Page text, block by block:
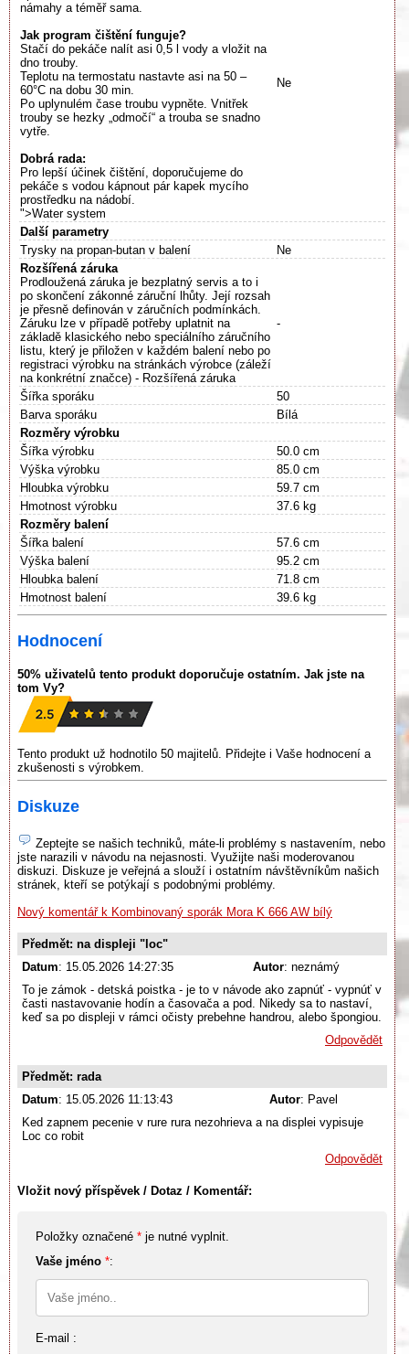
námahy a téměř sama.
Jak program čištění funguje?
Stačí do pekáče nalít asi 0,5 l vody a vložit na
dno trouby.
Teplotu na termostatu nastavte asi na 50 –
60°C na dobu 30 min.
Po uplynulém čase troubu vypněte. Vnitřek
trouby se hezky „odmočí“ a trouba se snadno
vytře.
Dobrá rada:
Pro lepší účinek čištění, doporučujeme do
pekáče s vodou kápnout pár kapek mycího
prostředku na nádobí.
">Water system
Ne
Další parametry
Trysky na propan-butan v balení
Ne
Rozšířená záruka
Prodloužená záruka je bezplatný servis a to i
po skončení zákonné záruční lhůty. Její rozsah
je přesně definován v záručních podmínkách.
Záruku lze v případě potřeby uplatnit na
základě klasického nebo speciálního záručního
listu, který je přiložen v každém balení nebo po
registraci výrobku na stránkách výrobce (záleží
na konkrétní značce) - Rozšířená záruka
-
Šířka sporáku
50
Barva sporáku
Bílá
Rozměry výrobku
Šířka výrobku
50.0 cm
Výška výrobku
85.0 cm
Hloubka výrobku
59.7 cm
Hmotnost výrobku
37.6 kg
Rozměry balení
Šířka balení
57.6 cm
Výška balení
95.2 cm
Hloubka balení
71.8 cm
Hmotnost balení
39.6 kg
Hodnocení
50% uživatelů tento produkt doporučuje ostatním. Jak jste na
tom Vy?
Tento produkt už hodnotilo 50 majitelů. Přidejte i Vaše hodnocení a
zkušenosti s výrobkem.
Diskuze
Zeptejte se našich techniků, máte-li problémy s nastavením, nebo
jste narazili v návodu na nejasnosti. Využijte naši moderovanou
diskuzi. Diskuze je veřejná a slouží i ostatním návštěvníkům našich
stránek, kteří se potýkají s podobnými problémy.
Nový komentář k Kombinovaný sporák Mora K 666 AW bílý
Předmět: na displeji "loc"
Datum: 15.05.2026 14:27:35 Autor: neznámý
To je zámok - detská poistka - je to v návode ako zapnúť - vypnúť v
časti nastavovanie hodín a časovača a pod. Nikedy sa to nastaví,
keď sa po displeji v rámci očisty prebehne handrou, alebo špongiou.
Odpovědět
Předmět: rada
Datum: 15.05.2026 11:13:43 Autor: Pavel
Ked zapnem pecenie v rure rura nezohrieva a na displei vypisuje
Loc co robit
Odpovědět
Vložit nový příspěvek / Dotaz / Komentář:
Položky označené * je nutné vyplnit.
Vaše jméno *:
E-mail :